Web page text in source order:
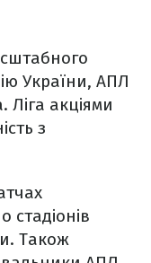
України, АПЛ
Ліга акціями
з
стадіонів
Також